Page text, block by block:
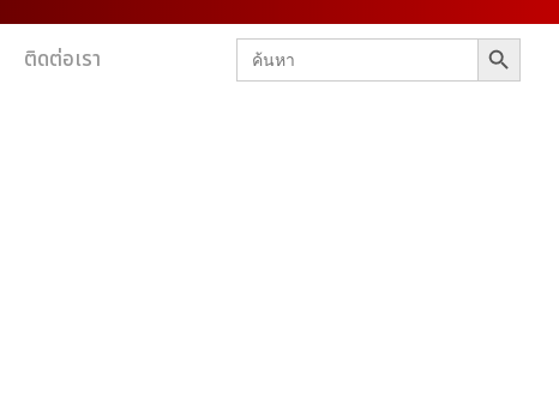
ติดต่อเรา Search
for:
SEARCH BUTTON